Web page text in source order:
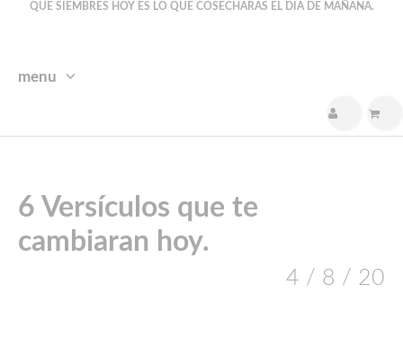
QUE SIEMBRES HOY ES LO QUE COSECHARAS EL DIA DE MAÑANA.
menu
6 Versículos que te
cambiaran hoy.
4 / 8 / 20